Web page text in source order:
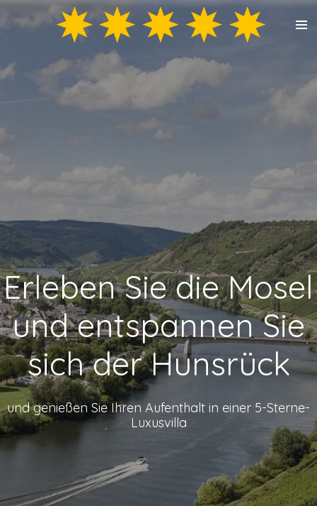
Hauptinhalt
Erleben Sie die Mosel
und entspannen Sie
sich der Hunsrück
und genießen Sie Ihren Aufenthalt in einer 5-Sterne-
Luxusvilla